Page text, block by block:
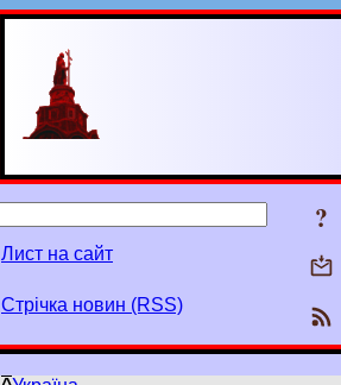
?
Лист на сайт
Стрічка новин (RSS)